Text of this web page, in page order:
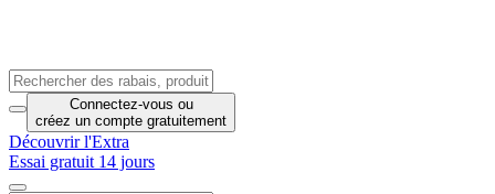
Connectez-vous ou
créez un compte gratuitement
Découvrir l'Extra
Essai gratuit 14 jours